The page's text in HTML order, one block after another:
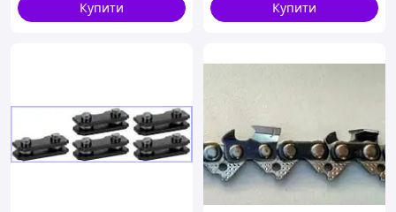
Купити Купити